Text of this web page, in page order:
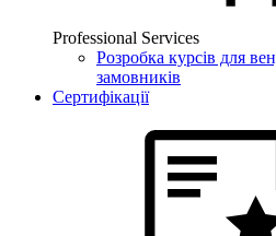
Professional Services
Розробка курсів для
замовників
Сертифікації